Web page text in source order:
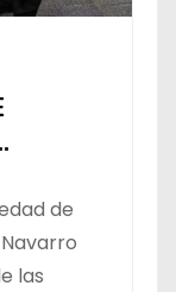
de
las